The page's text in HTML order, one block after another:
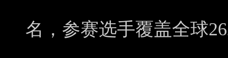
名，参赛选手覆盖全球